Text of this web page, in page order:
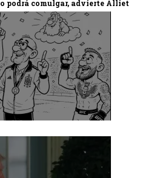
podrá comulgar, advierte Alliet